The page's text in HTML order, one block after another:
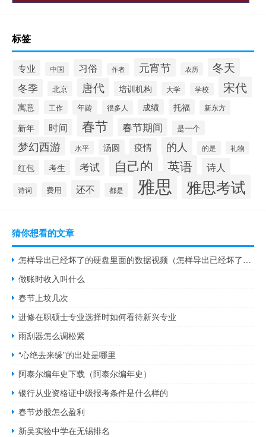
标签
专业 中国 习俗 作者 元宵节 农历 冬天
冬季 北京 唐代 培训机构 大学 学校 宋代
寓意 工作 年龄 很多人 成绩 托福 新东方
新年 时间 春节 春节期间 是一个
梦幻西游 水平 汤圆 疫情 的人 的是 礼物
红包 考生 考试 自己的 英语 诗人
诗词 费用 还不 都是 雅思 雅思考试
猜你想看的文章
怎样导出已经坏了的硬盘里面的数据视频（怎样导出已经坏了的硬盘里面的数据）
做账时收入叫什么
春节上坟几次
进修在职硕士专业选择时如何看待新兴专业
雨刮器怎么调松紧
“心绝去来缘”的出处是哪里
阿泰尔编年史下载（阿泰尔编年史）
银行从业资格证中级报考条件是什么样的
春节炒股怎么盈利
新吴实验中学在无锡排名